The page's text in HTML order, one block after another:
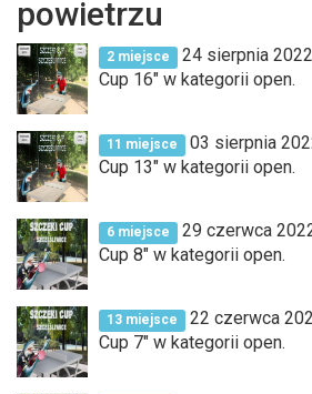
powietrzu
2 miejsce
24 sierpnia
Cup 16" w kategorii open.
11 miejsce
03 sierpnia
Cup 13" w kategorii open.
6 miejsce
29 czerwca
Cup 8" w kategorii open.
13 miejsce
22 czerwca
Cup 7" w kategorii open.